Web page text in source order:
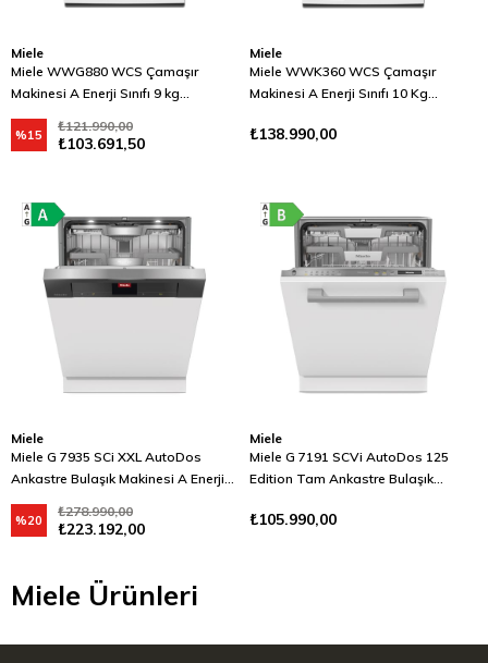
Miele
Miele WWG880 WCS Çamaşır
Makinesi A Enerji Sınıfı 9 kg
Powerwash Lotus Beyazı
₺103.691,50
₺121.990,00
%15
Miele
Miele WWK360 WCS Çamaşır
Makinesi A Enerji Sınıfı 10 Kg
₺138.990,00
Miele
Miele G 7935 SCi XXL AutoDos
Ankastre Bulaşık Makinesi A Enerji
Sınıfı Siyah
₺223.192,00
₺278.990,00
%20
Miele
Miele G 7191 SCVi AutoDos 125
Edition Tam Ankastre Bulaşık
₺105.990,00
Miele Ürünleri